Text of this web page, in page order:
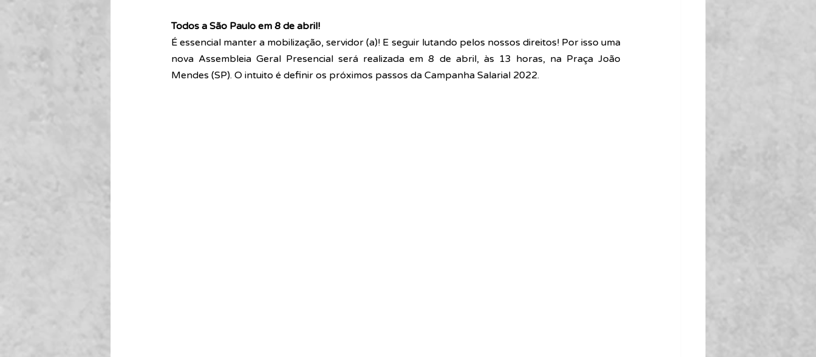
Todos a São Paulo em 8 de abril!
É essencial manter a mobilização, servidor (a)! E seguir lutando pelos nossos direitos! Por isso uma
nova Assembleia Geral Presencial será realizada em 8 de abril, às 13 horas, na Praça João
Mendes (SP). O intuito é definir os próximos passos da Campanha Salarial 2022.